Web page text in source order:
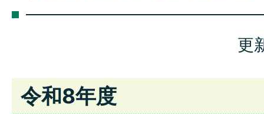
更
令和8年度